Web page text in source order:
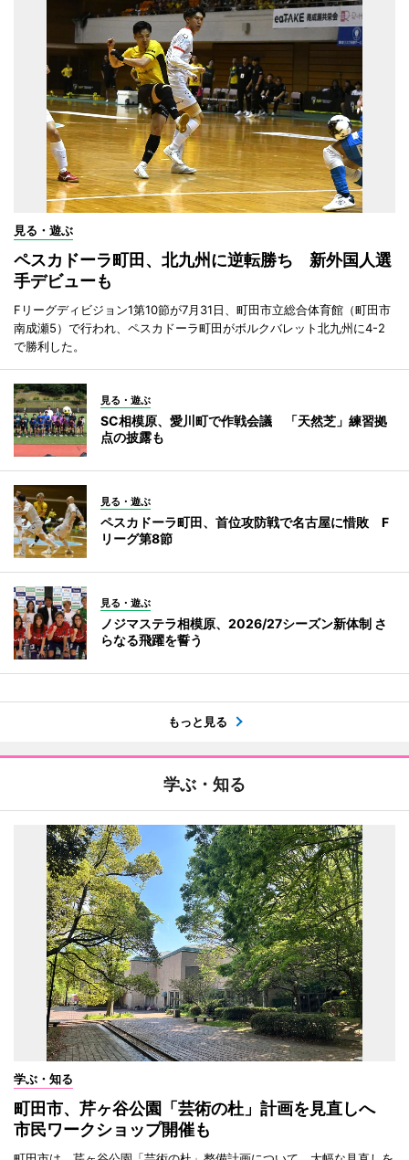
見る・遊ぶ
ペスカドーラ町田、北九州に逆転勝ち 新外国人選
手デビューも
Fリーグディビジョン1第10節が7月31日、町田市立総合体育館（町田市
南成瀬5）で行われ、ペスカドーラ町田がボルクバレット北九州に4-2
で勝利した。
見る・遊ぶ
SC相模原、愛川町で作戦会議 「天然芝」練習拠
点の披露も
見る・遊ぶ
ペスカドーラ町田、首位攻防戦で名古屋に惜敗 F
リーグ第8節
見る・遊ぶ
ノジマステラ相模原、2026/27シーズン新体制 さ
らなる飛躍を誓う
もっと見る
学ぶ・知る
学ぶ・知る
町田市、芹ヶ谷公園「芸術の杜」計画を見直しへ
市民ワークショップ開催も